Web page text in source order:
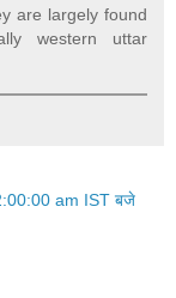
are largely found
western uttar
am IST बजे